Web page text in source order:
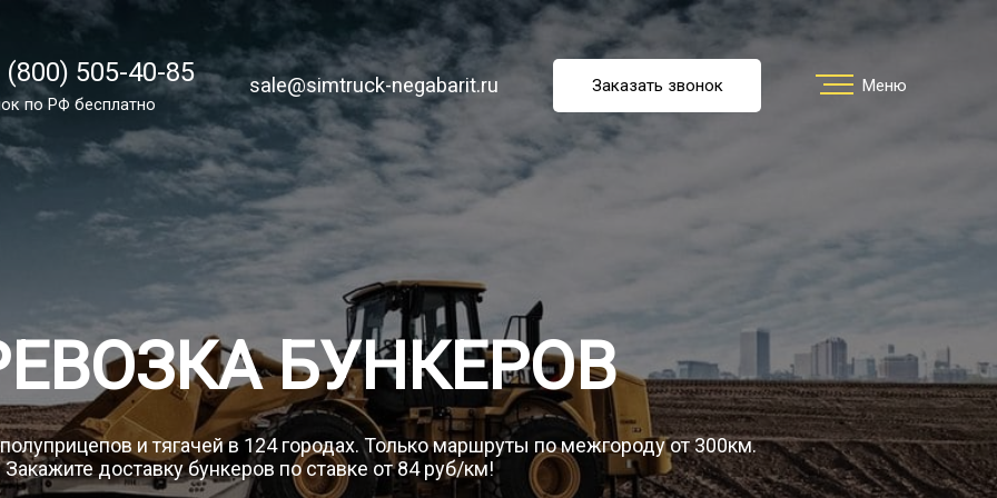
(800) 505-40-85
по России бесплатно
sale@simtruck-negabarit.ru Заказать звонок Меню
Заказать перевозку
О компании
Грузы
(800) 505-40-85
по РФ бесплатно
sale@simtruck-negabarit.ru Заказать звонок Меню
БУНКЕРОВ
и тягачей в 124 городах. Только маршруты по межгороду от 300км.
Закажите доставку бункеров по ставке от 84 руб/км!